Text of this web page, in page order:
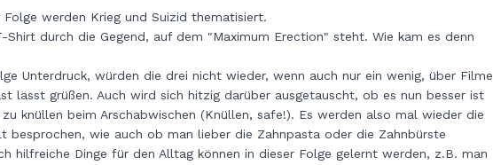
Folge werden Krieg und Suizid thematisiert.
durch die Gegend, auf dem "Maximum Erection" steht. Wie kam es denn
Unterdruck, würden die drei nicht wieder, wenn auch nur ein wenig, über Filme
lässt grüßen. Auch wird sich hitzig darüber ausgetauscht, ob es nun besser ist
knüllen beim Arschabwischen (Knüllen, safe!). Es werden also mal wieder die
besprochen, wie auch ob man lieber die Zahnpasta oder die Zahnbürste
hilfreiche Dinge für den Alltag können in dieser Folge gelernt werden, z.B. man